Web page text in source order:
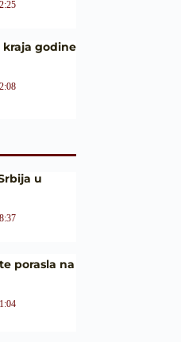
kraja godine
u
porasla na